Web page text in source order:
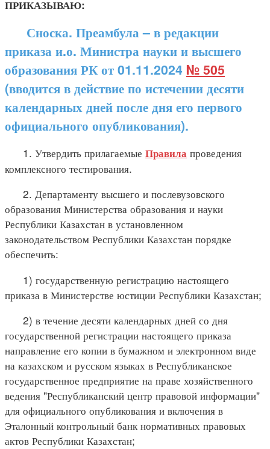
ПРИКАЗЫВАЮ:
Сноска. Преамбула – в редакции
приказа и.о. Министра науки и высшего
образования РК от 01.11.2024 № 505
(вводится в действие по истечении десяти
календарных дней после дня его первого
официального опубликования).
1. Утвердить прилагаемые Правила проведения
комплексного тестирования.
2. Департаменту высшего и послевузовского
образования Министерства образования и науки
Республики Казахстан в установленном
законодательством Республики Казахстан порядке
обеспечить:
1) государственную регистрацию настоящего
приказа в Министерстве юстиции Республики Казахстан;
2) в течение десяти календарных дней со дня
государственной регистрации настоящего приказа
направление его копии в бумажном и электронном виде
на казахском и русском языках в Республиканское
государственное предприятие на праве хозяйственного
ведения "Республиканский центр правовой информации"
для официального опубликования и включения в
Эталонный контрольный банк нормативных правовых
актов Республики Казахстан;